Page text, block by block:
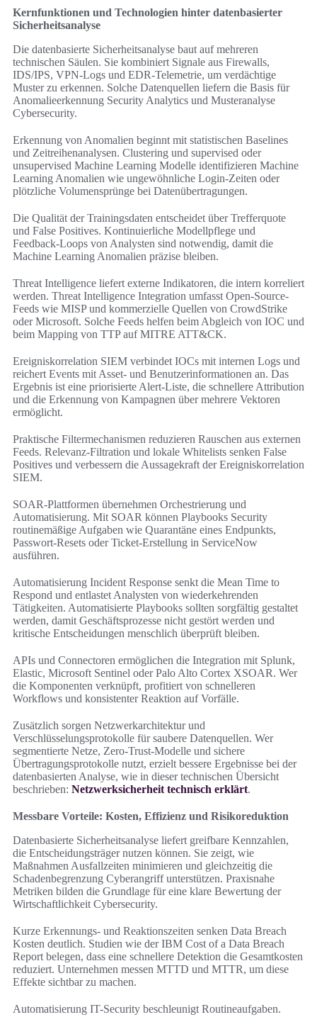
Kernfunktionen und Technologien hinter datenbasierter
Sicherheitsanalyse
Die datenbasierte Sicherheitsanalyse baut auf mehreren
technischen Säulen. Sie kombiniert Signale aus Firewalls,
IDS/IPS, VPN-Logs und EDR-Telemetrie, um verdächtige
Muster zu erkennen. Solche Datenquellen liefern die Basis für
Anomalieerkennung Security Analytics und Musteranalyse
Cybersecurity.
Erkennung von Anomalien beginnt mit statistischen Baselines
und Zeitreihenanalysen. Clustering und supervised oder
unsupervised Machine Learning Modelle identifizieren Machine
Learning Anomalien wie ungewöhnliche Login-Zeiten oder
plötzliche Volumensprünge bei Datenübertragungen.
Die Qualität der Trainingsdaten entscheidet über Trefferquote
und False Positives. Kontinuierliche Modellpflege und
Feedback-Loops von Analysten sind notwendig, damit die
Machine Learning Anomalien präzise bleiben.
Threat Intelligence liefert externe Indikatoren, die intern korreliert
werden. Threat Intelligence Integration umfasst Open-Source-
Feeds wie MISP und kommerzielle Quellen von CrowdStrike
oder Microsoft. Solche Feeds helfen beim Abgleich von IOC und
beim Mapping von TTP auf MITRE ATT&CK.
Ereigniskorrelation SIEM verbindet IOCs mit internen Logs und
reichert Events mit Asset- und Benutzerinformationen an. Das
Ergebnis ist eine priorisierte Alert-Liste, die schnellere Attribution
und die Erkennung von Kampagnen über mehrere Vektoren
ermöglicht.
Praktische Filtermechanismen reduzieren Rauschen aus externen
Feeds. Relevanz-Filtration und lokale Whitelists senken False
Positives und verbessern die Aussagekraft der Ereigniskorrelation
SIEM.
SOAR-Plattformen übernehmen Orchestrierung und
Automatisierung. Mit SOAR können Playbooks Security
routinemäßige Aufgaben wie Quarantäne eines Endpunkts,
Passwort-Resets oder Ticket-Erstellung in ServiceNow
ausführen.
Automatisierung Incident Response senkt die Mean Time to
Respond und entlastet Analysten von wiederkehrenden
Tätigkeiten. Automatisierte Playbooks sollten sorgfältig gestaltet
werden, damit Geschäftsprozesse nicht gestört werden und
kritische Entscheidungen menschlich überprüft bleiben.
APIs und Connectoren ermöglichen die Integration mit Splunk,
Elastic, Microsoft Sentinel oder Palo Alto Cortex XSOAR. Wer
die Komponenten verknüpft, profitiert von schnelleren
Workflows und konsistenter Reaktion auf Vorfälle.
Zusätzlich sorgen Netzwerkarchitektur und
Verschlüsselungsprotokolle für saubere Datenquellen. Wer
segmentierte Netze, Zero-Trust-Modelle und sichere
Übertragungsprotokolle nutzt, erzielt bessere Ergebnisse bei der
datenbasierten Analyse, wie in dieser technischen Übersicht
beschrieben: Netzwerksicherheit technisch erklärt.
Messbare Vorteile: Kosten, Effizienz und Risikoreduktion
Datenbasierte Sicherheitsanalyse liefert greifbare Kennzahlen,
die Entscheidungsträger nutzen können. Sie zeigt, wie
Maßnahmen Ausfallzeiten minimieren und gleichzeitig die
Schadenbegrenzung Cyberangriff unterstützen. Praxisnahe
Metriken bilden die Grundlage für eine klare Bewertung der
Wirtschaftlichkeit Cybersecurity.
Kurze Erkennungs- und Reaktionszeiten senken Data Breach
Kosten deutlich. Studien wie der IBM Cost of a Data Breach
Report belegen, dass eine schnellere Detektion die Gesamtkosten
reduziert. Unternehmen messen MTTD und MTTR, um diese
Effekte sichtbar zu machen.
Automatisierung IT-Security beschleunigt Routineaufgaben.